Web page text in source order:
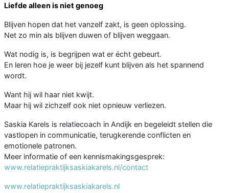
Liefde alleen is niet genoeg
Blijven hopen dat het vanzelf zakt, is geen oplossing.
Net zo min als blijven duwen of blijven weggaan.
Wat nodig is, is begrijpen wat er écht gebeurt.
En leren hoe je weer bij jezelf kunt blijven als het spannend
wordt.
Want hij wil haar niet kwijt.
Maar hij wil zichzelf ook niet opnieuw verliezen.
Saskia Karels is relatiecoach in Andijk en begeleidt stellen die
vastlopen in communicatie, terugkerende conflicten en
emotionele patronen.
Meer informatie of een kennismakingsgesprek:
www.relatiepraktijksaskiakarels.nl/contact
www.relatiepraktijksaskiakarels.nl